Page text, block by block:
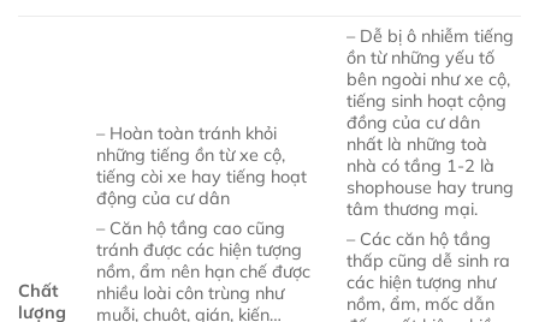
Chất
lượng
– Hoàn toàn tránh khỏi
những tiếng ồn từ xe cộ,
tiếng còi xe hay tiếng hoạt
động của cư dân
– Căn hộ tầng cao cũng
tránh được các hiện tượng
nồm, ẩm nên hạn chế được
nhiều loài côn trùng như
muỗi, chuột, gián, kiến…
– Dễ bị ô nhiễm tiếng
ồn từ những yếu tố
bên ngoài như xe cộ,
tiếng sinh hoạt cộng
đồng của cư dân
nhất là những toà
nhà có tầng 1-2 là
shophouse hay trung
tâm thương mại.
– Các căn hộ tầng
thấp cũng dễ sinh ra
các hiện tượng như
nồm, ẩm, mốc dẫn